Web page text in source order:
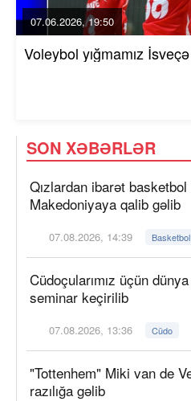
07.06.2026, 19:50
Voleybol yığmamız
SON XƏBƏRLƏR
Qızlardan ibarət
Makedoniyaya qalib gəlib
07.08.2026, 14:39 Basketbol
Cüdoçularımız üçün
seminar keçirilib
07.08.2026, 13:36 Cüdo
"Tottenhem" Miki van de
razılığa gəlib